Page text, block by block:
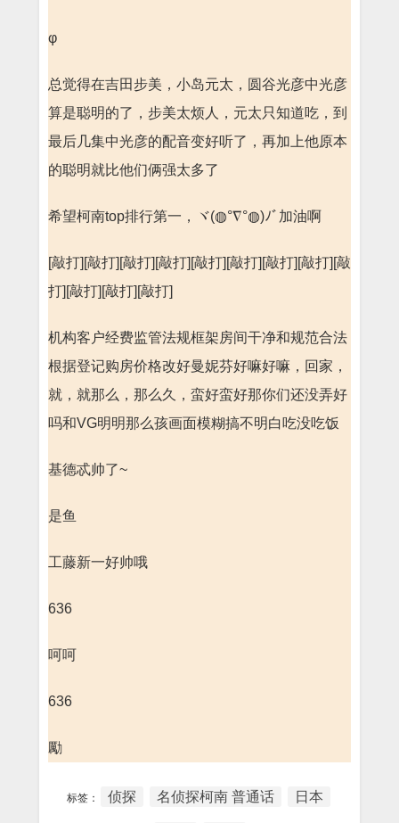
φ
总觉得在吉田步美，小岛元太，圆谷光彦中光彦
算是聪明的了，步美太烦人，元太只知道吃，到
最后几集中光彦的配音变好听了，再加上他原本
的聪明就比他们俩强太多了
希望柯南top排行第一，ヾ(◍°∇°◍)ﾉﾞ加油啊
[敲打][敲打][敲打][敲打][敲打][敲打][敲打][敲打][敲
打][敲打][敲打][敲打]
机构客户经费监管法规框架房间干净和规范合法
根据登记购房价格改好曼妮芬好嘛好嘛，回家，
就，就那么，那么久，蛮好蛮好那你们还没弄好
吗和VG明明那么孩画面模糊搞不明白吃没吃饭
基德忒帅了~
是鱼
工藤新一好帅哦
636
呵呵
636
勵
标签： 侦探 名侦探柯南 普通话 日本